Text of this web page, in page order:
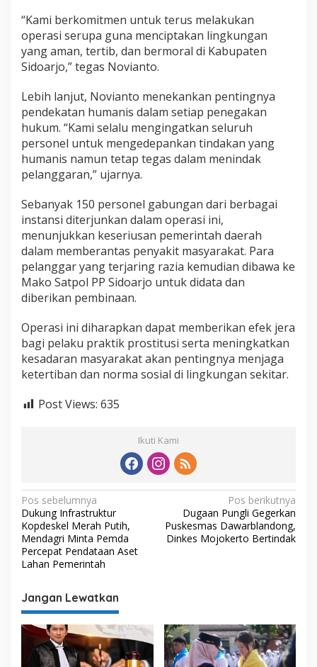
u
b
u
n
g
i
K
r
e
m
b
“Kami berkomitmen untuk terus melakukan
operasi serupa guna menciptakan lingkungan
yang aman, tertib, dan bermoral di Kabupaten
Sidoarjo,” tegas Novianto.
Lebih lanjut, Novianto menekankan pentingnya
pendekatan humanis dalam setiap penegakan
hukum. “Kami selalu mengingatkan seluruh
personel untuk mengedepankan tindakan yang
humanis namun tetap tegas dalam menindak
pelanggaran,” ujarnya.
Sebanyak 150 personel gabungan dari berbagai
instansi diterjunkan dalam operasi ini,
menunjukkan keseriusan pemerintah daerah
dalam memberantas penyakit masyarakat. Para
pelanggar yang terjaring razia kemudian dibawa ke
Mako Satpol PP Sidoarjo untuk didata dan
diberikan pembinaan.
Operasi ini diharapkan dapat memberikan efek jera
bagi pelaku praktik prostitusi serta meningkatkan
kesadaran masyarakat akan pentingnya menjaga
ketertiban dan norma sosial di lingkungan sekitar.
Post Views: 635
Ikuti Kami
N
a
v
i
a
s
i
p
Pos sebelumnya
Dukung Infrastruktur
Kopdeskel Merah Putih,
Mendagri Minta Pemda
Percepat Pendataan Aset
Lahan Pemerintah
Pos berikutnya
Dugaan Pungli Gegerkan
Puskesmas Dawarblandong,
Dinkes Mojokerto Bertindak
Jangan Lewatkan